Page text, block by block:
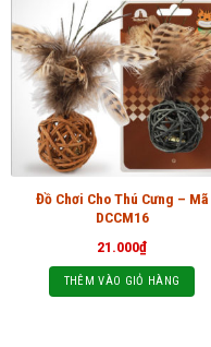
Đồ Chơi Cho Thú Cưng – Mã
DCCM16
21.000₫
THÊM VÀO GIỎ HÀNG